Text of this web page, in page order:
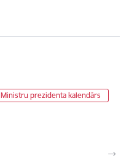
Ministru prezidenta kalendārs